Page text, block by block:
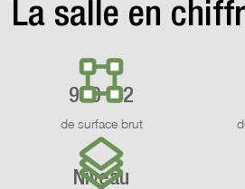
La salle en
910 m2
de surface brut
Niveau